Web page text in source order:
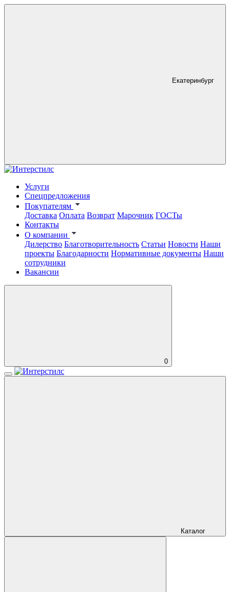
Екатеринбург
Услуги
Спецпредложения
Покупателям
Доставка Оплата Возврат Марочник ГОСТы
Контакты
О компании
Дилерство Благотворительность Статьи Новости Наши
проекты Благодарности Нормативные документы Наши
сотрудники
Вакансии
0
Каталог